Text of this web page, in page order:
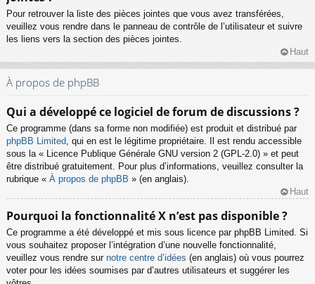
Pour retrouver la liste des pièces jointes que vous avez transférées,
veuillez vous rendre dans le panneau de contrôle de l’utilisateur et suivre
les liens vers la section des pièces jointes.
Haut
À propos de phpBB
Qui a développé ce logiciel de forum de discussions ?
Ce programme (dans sa forme non modifiée) est produit et distribué par
phpBB Limited, qui en est le légitime propriétaire. Il est rendu accessible
sous la « Licence Publique Générale GNU version 2 (GPL-2.0) » et peut
être distribué gratuitement. Pour plus d’informations, veuillez consulter la
rubrique « À propos de phpBB » (en anglais).
Haut
Pourquoi la fonctionnalité X n’est pas disponible ?
Ce programme a été développé et mis sous licence par phpBB Limited. Si
vous souhaitez proposer l’intégration d’une nouvelle fonctionnalité,
veuillez vous rendre sur notre centre d’idées (en anglais) où vous pourrez
voter pour les idées soumises par d’autres utilisateurs et suggérer les